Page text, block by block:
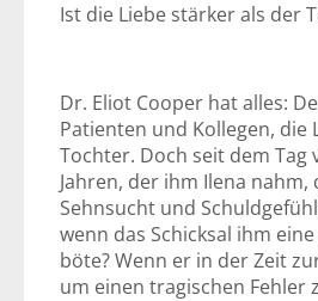
Ist die Liebe stärker als der
Dr. Eliot Cooper hat alles:
Patienten und Kollegen, die
Tochter. Doch seit dem Tag
Jahren, der ihm Ilena nahm,
Sehnsucht und
wenn das Schicksal ihm
böte? Wenn er in der Zeit
um einen tragischen Fehler